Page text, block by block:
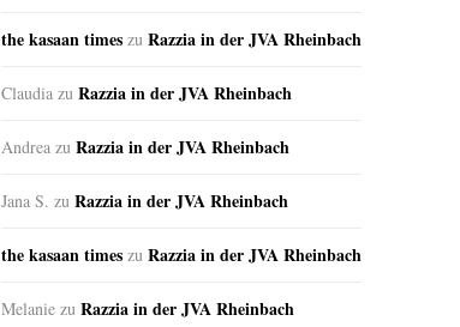
the kasaan times zu Razzia in der JVA Rheinbach
Claudia zu Razzia in der JVA Rheinbach
Andrea zu Razzia in der JVA Rheinbach
Jana S. zu Razzia in der JVA Rheinbach
the kasaan times zu Razzia in der JVA Rheinbach
Melanie zu Razzia in der JVA Rheinbach